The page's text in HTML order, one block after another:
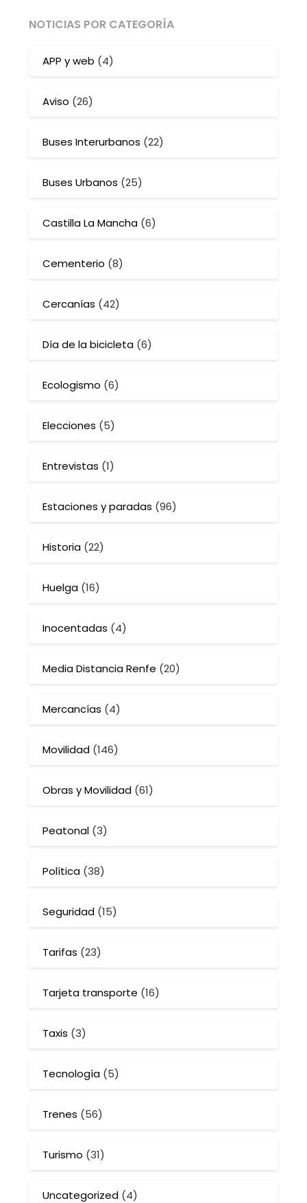
NOTICIAS POR CATEGORÍA
APP y web (4)
Aviso (26)
Buses Interurbanos (22)
Buses Urbanos (25)
Castilla La Mancha (6)
Cementerio (8)
Cercanías (42)
Día de la bicicleta (6)
Ecologismo (6)
Elecciones (5)
Entrevistas (1)
Estaciones y paradas (96)
Historia (22)
Huelga (16)
Inocentadas (4)
Media Distancia Renfe (20)
Mercancías (4)
Movilidad (146)
Obras y Movilidad (61)
Peatonal (3)
Política (38)
Seguridad (15)
Tarifas (23)
Tarjeta transporte (16)
Taxis (3)
Tecnología (5)
Trenes (56)
Turismo (31)
Uncategorized (4)